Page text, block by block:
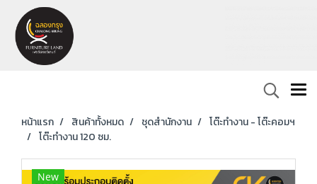
หน้าแรก สินค้าทั้งหมด ชุดสำนักงาน
โต๊ะทำงาน - โต๊ะคอมฯ
โต๊ะทำงาน 120 ซม.
New